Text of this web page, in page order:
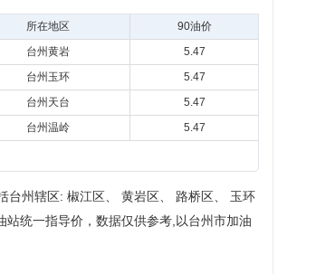
所在地区
90油价
台州黄岩
5.47
台州玉环
5.47
台州天台
5.47
台州温岭
5.47
台州辖区: 椒江区、 黄岩区、 路桥区、 玉环
统一指导价，数据仅供参考,以台州市加油